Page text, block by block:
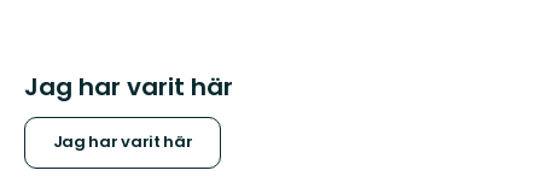
Jag har varit här
Jag har varit här